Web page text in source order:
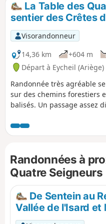
La Table des
sentier des Crêtes
Visorandonneur
14,36 km
+604 m
Départ à Eycheil (Ariège)
Randonnée très agréable
sur des chemins forestiers
balisés. Un passage assez
petites dérivations pour
points de vue à ne pas
aspect féérique.
nombreux sentiers se
Randonnées à
Quatre Seigneurs
De Sentein au
Vallée de l'Isard et